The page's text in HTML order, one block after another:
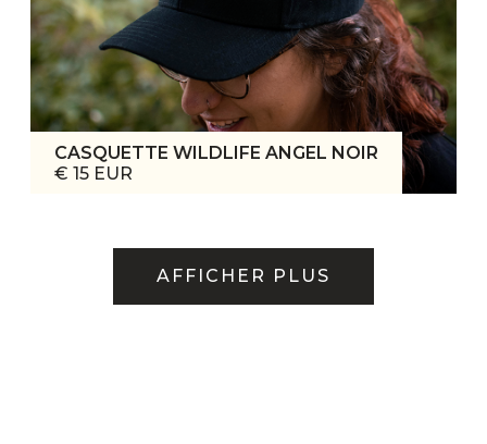
CASQUETTE WILDLIFE ANGEL NOIR
€ 15 EUR
AFFICHER PLUS